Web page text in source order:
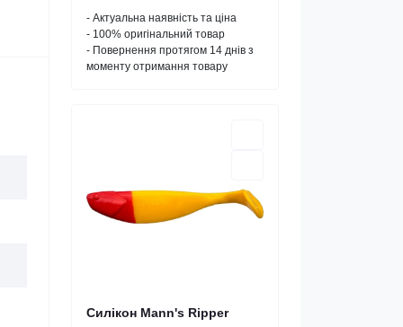
- Актуальна наявність та ціна
- 100% оригінальний товар
- Повернення протягом 14 днів з
моменту отримання товару
Силікон Mann's Ripper